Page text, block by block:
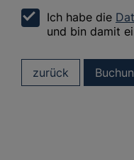
Ich habe die
und bin damit
zurück